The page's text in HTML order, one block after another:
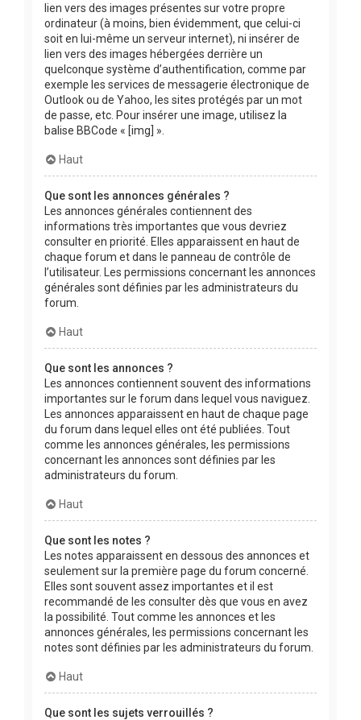
lien vers des images présentes sur votre propre
ordinateur (à moins, bien évidemment, que celui-ci
soit en lui-même un serveur internet), ni insérer de
lien vers des images hébergées derrière un
quelconque système d’authentification, comme par
exemple les services de messagerie électronique de
Outlook ou de Yahoo, les sites protégés par un mot
de passe, etc. Pour insérer une image, utilisez la
balise BBCode « [img] ».
Haut
Que sont les annonces générales ?
Les annonces générales contiennent des
informations très importantes que vous devriez
consulter en priorité. Elles apparaissent en haut de
chaque forum et dans le panneau de contrôle de
l’utilisateur. Les permissions concernant les annonces
générales sont définies par les administrateurs du
forum.
Haut
Que sont les annonces ?
Les annonces contiennent souvent des informations
importantes sur le forum dans lequel vous naviguez.
Les annonces apparaissent en haut de chaque page
du forum dans lequel elles ont été publiées. Tout
comme les annonces générales, les permissions
concernant les annonces sont définies par les
administrateurs du forum.
Haut
Que sont les notes ?
Les notes apparaissent en dessous des annonces et
seulement sur la première page du forum concerné.
Elles sont souvent assez importantes et il est
recommandé de les consulter dès que vous en avez
la possibilité. Tout comme les annonces et les
annonces générales, les permissions concernant les
notes sont définies par les administrateurs du forum.
Haut
Que sont les sujets verrouillés ?